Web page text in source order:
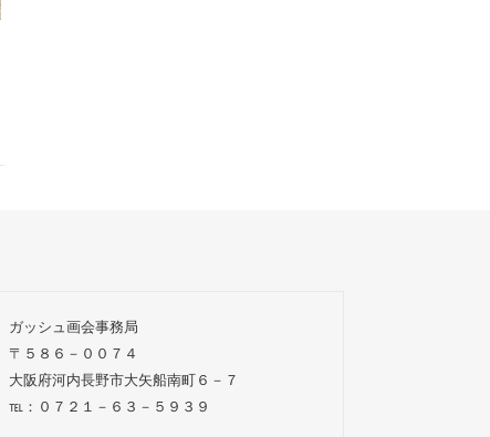
ガッシュ画会事務局
〒５８６－００７４
大阪府河内長野市大矢船南町６－７
℡：０７２１－６３－５９３９